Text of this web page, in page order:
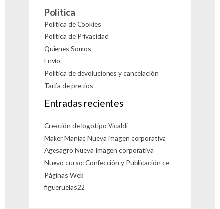
Política
Política de Cookies
Política de Privacidad
Quienes Somos
Envío
Política de devoluciones y cancelación
Tarifa de precios
Entradas recientes
Creación de logotipo Vicaldi
Maker Maniac Nueva imagen corporativa
Agesagro Nueva Imagen corporativa
Nuevo curso: Confección y Publicación de
Páginas Web
figueruelas22